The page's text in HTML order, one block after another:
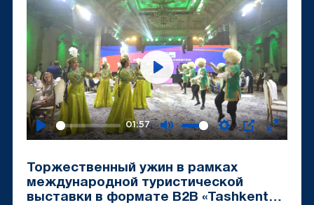
Play
01:57
Mute Settings
PIP Enter
Play
Торжественный ужин в рамках
международной туристической
выставки в формате B2B «Tashkent